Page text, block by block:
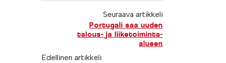
Seuraava artikkeli
Portugali saa uuden
talous- ja liiketoiminta-
alueen
Edellinen artikkeli